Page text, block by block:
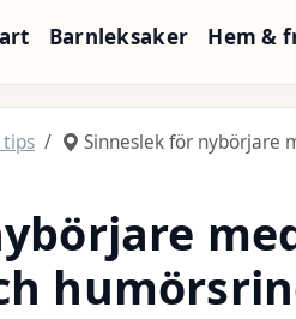
Barnleksaker Hem &
tips Sinneslek för nybörjare